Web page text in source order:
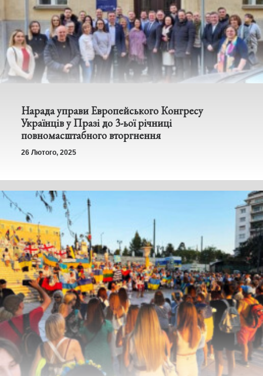
Нарада управи Европейського Конгресу
Українців у Празі до 3-ьої річниці
повномасштабного вторгнення
26 Лютого, 2025